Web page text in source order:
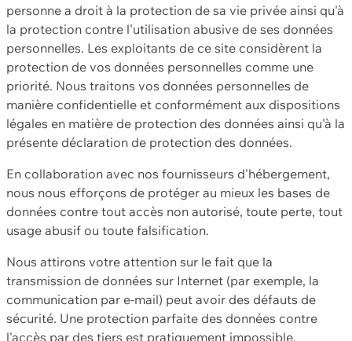
personne a droit à la protection de sa vie privée ainsi qu'à
la protection contre l'utilisation abusive de ses données
personnelles. Les exploitants de ce site considèrent la
protection de vos données personnelles comme une
priorité. Nous traitons vos données personnelles de
manière confidentielle et conformément aux dispositions
légales en matière de protection des données ainsi qu'à la
présente déclaration de protection des données.
En collaboration avec nos fournisseurs d'hébergement,
nous nous efforçons de protéger au mieux les bases de
données contre tout accès non autorisé, toute perte, tout
usage abusif ou toute falsification.
Nous attirons votre attention sur le fait que la
transmission de données sur Internet (par exemple, la
communication par e-mail) peut avoir des défauts de
sécurité. Une protection parfaite des données contre
l'accès par des tiers est pratiquement impossible.